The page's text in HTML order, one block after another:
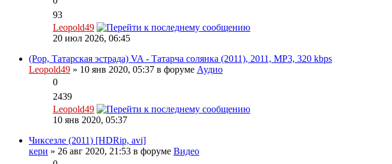
93
Leopold49
20 июл 2026, 06:45
(Pop, Татарская эстрада) VA - Татарча солянка (2011), 2011, MP3, 320 kbps
Leopold49 » 10 янв 2020, 05:37 в форуме Аудио
0
2439
Leopold49
10 янв 2020, 05:37
Чиксезле (2011) [HDRip, avi]
кери » 26 авг 2020, 21:53 в форуме Видео